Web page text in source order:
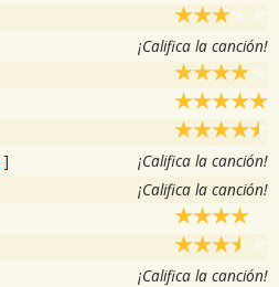
¡Califica la canción!
] ¡Califica la canción!
¡Califica la canción!
¡Califica la canción!